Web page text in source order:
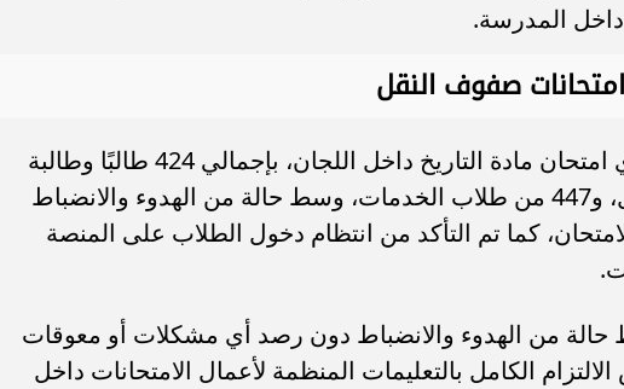
المدرسة.
صفوف النقل
ويؤدي طلاب الصف الأول الثانوي امتحان مادة التاريخ داخل اللجان، بإجمالي 424 طالبًا وطالبة
منتظمين، و92 من طلاب المنازل، و447 من طلاب الخدمات، وسط حالة من الهدوء والانضباط
كما تم التأكد من انتظام دخول الطلاب على المنصة
حالة من الهدوء والانضباط دون رصد أي مشكلات أو معوقات
الكامل بالتعليمات المنظمة لأعمال الامتحانات داخل